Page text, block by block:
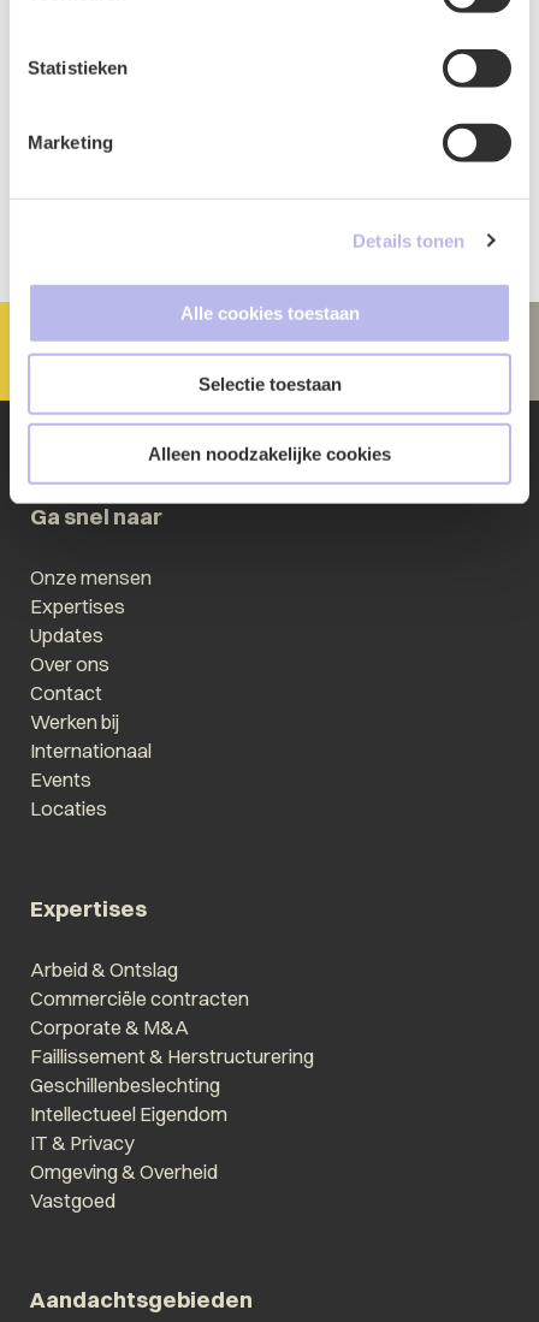
Statistieken
Marketing
Details tonen
Alle cookies toestaan
Selectie toestaan
Alleen noodzakelijke cookies
Ga snel naar
Onze mensen
Expertises
Updates
Over ons
Contact
Werken bij
Internationaal
Events
Locaties
Expertises
Arbeid & Ontslag
Commerciële contracten
Corporate & M&A
Faillissement & Herstructurering
Geschillenbeslechting
Intellectueel Eigendom
IT & Privacy
Omgeving & Overheid
Vastgoed
Aandachtsgebieden